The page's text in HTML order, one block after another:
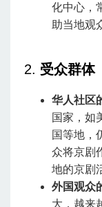
化中心，
助当地观
2. 受众群体
华人社区
国家，如
国等地，
众将京剧
地的京剧
外国观众
大，越来